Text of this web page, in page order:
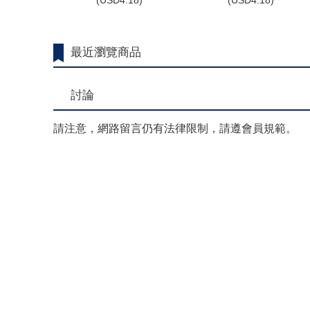
最近瀏覽商品
討論
請注意，網路留言仍有法律限制，請遵會員規範。